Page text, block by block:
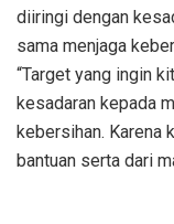
diiringi dengan
sama menjaga
“Target yang ingin
kesadaran kepada
kebersihan. Karena
bantuan serta dari